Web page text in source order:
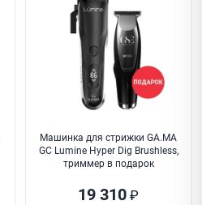
Машинка для стрижки GA.MA
GC Lumine Hyper Dig Brushless,
триммер в подарок
19 310 ₽